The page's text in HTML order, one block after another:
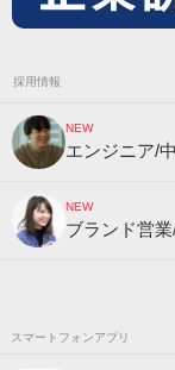
採用情報
NEW
エンジニア/
NEW
ブランド営
スマートフォンアプリ